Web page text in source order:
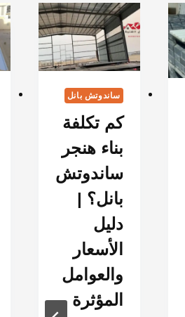
ساندوتش بانل
كم تكلفة
بناء هنجر
ساندوتش
بانل؟ |
دليل
الأسعار
والعوامل
المؤثرة